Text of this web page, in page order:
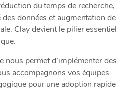
du temps de recherche,
données et augmentation de
Clay devient le pilier essentiel
nous permet d’implémenter des
accompagnons vos équipes
pour une adoption rapide